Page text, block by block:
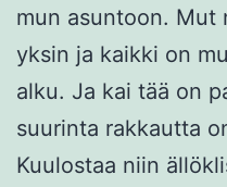
mun asuntoon. Mut
yksin ja kaikki on
alku. Ja kai tää on
suurinta rakkautta
Kuulostaa niin